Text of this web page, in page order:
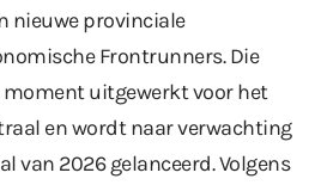
nieuwe provinciale
Frontrunners. Die
uitgewerkt voor het
en wordt naar verwachting
van 2026 gelanceerd. Volgens